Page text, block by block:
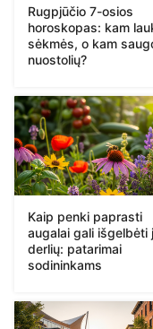
Rugpjūčio 7-osios
horoskopas: kam
sėkmės, o kam
nuostolių?
Kaip penki paprasti
augalai gali išgelbėti
derlių: patarimai
sodininkams